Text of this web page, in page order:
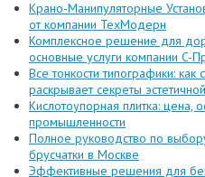
Крано-Манипуляторные
от компании ТехМодерн
Комплексное решение для
основные услуги компании C-
Все тонкости типографики:
раскрывает секреты
Кислотоупорная плитка: цена,
промышленности
Полное руководство по
брусчатки в Москве
Эффективные решения для